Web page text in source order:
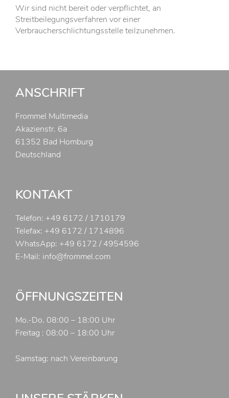
Wir sind nicht bereit oder verpflichtet, an
Streitbeilegungsverfahren vor einer
Verbraucherschlichtungsstelle teilzunehmen.
ANSCHRIFT
Frommel Multimedia
Akazienstr. 6a
61352 Bad Homburg
Deutschland
KONTAKT
Telefon: +49 6172 / 1710179
Telefax: +49 6172 / 1714896
WhatsApp: +49 6172 / 4954596
E-Mail: info@frommel.com
ÖFFNUNGSZEITEN
Mo.-Do. 08:00 – 18:00 Uhr
Freitag : 08:00 – 18:00 Uhr
Samstag: nach Vereinbarung